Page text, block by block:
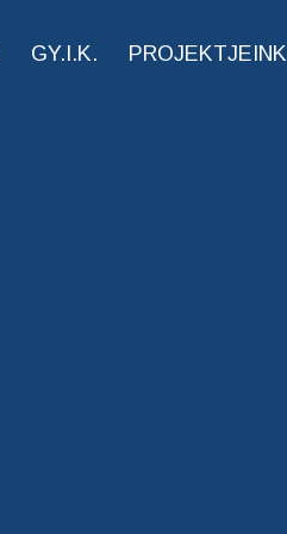
GY.I.K. PROJEKTJEINK